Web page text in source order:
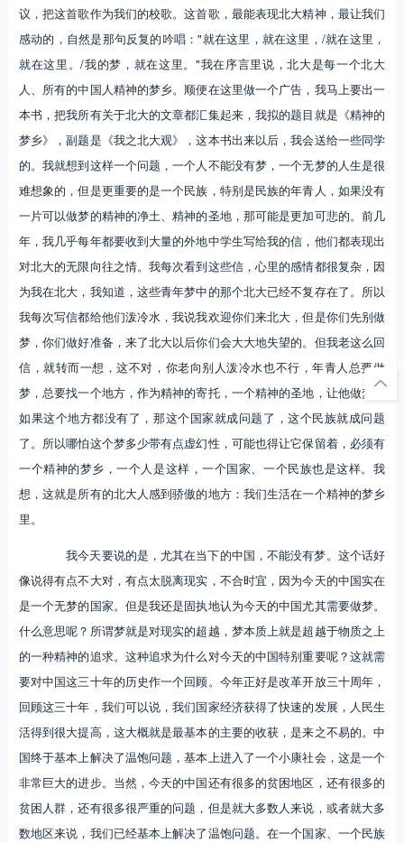
议，把这首歌作为我们的校歌。这首歌，最能表现北大精神，最让我们
感动的，自然是那句反复的吟唱："就在这里，就在这里，/就在这里，
就在这里。/我的梦，就在这里。"我在序言里说，北大是每一个北大
人、所有的中国人精神的梦乡。顺便在这里做一个广告，我马上要出一
本书，把我所有关于北大的文章都汇集起来，我拟的题目就是《精神的
梦乡》，副题是《我之北大观》，这本书出来以后，我会送给一些同学
的。我就想到这样一个问题，一个人不能没有梦，一个无梦的人生是很
难想象的，但是更重要的是一个民族，特别是民族的年青人，如果没有
一片可以做梦的精神的净土、精神的圣地，那可能是更加可悲的。前几
年，我几乎每年都要收到大量的外地中学生写给我的信，他们都表现出
对北大的无限向往之情。我每次看到这些信，心里的感情都很复杂，因
为我在北大，我知道，这些青年梦中的那个北大已经不复存在了。所以
我每次写信都给他们泼冷水，我说我欢迎你们来北大，但是你们先别做
梦，你们做好准备，来了北大以后你们会大大地失望的。但我老这么回
信，就转而一想，这不对，你老向别人泼冷水也不行，年青人总要做
梦，总要找一个地方，作为精神的寄托，一个精神的圣地，让他做梦。
如果这个地方都没有了，那这个国家就成问题了，这个民族就成问题
了。所以哪怕这个梦多少带有点虚幻性，可能也得让它保留着，必须有
一个精神的梦乡，一个人是这样，一个国家、一个民族也是这样。我
想，这就是所有的北大人感到骄傲的地方：我们生活在一个精神的梦乡
里。
我今天要说的是，尤其在当下的中国，不能没有梦。这个话好
像说得有点不大对，有点太脱离现实，不合时宜，因为今天的中国实在
是一个无梦的国家。但是我还是固执地认为今天的中国尤其需要做梦。
什么意思呢？所谓梦就是对现实的超越，梦本质上就是超越于物质之上
的一种精神的追求。这种追求为什么对今天的中国特别重要呢？这就需
要对中国这三十年的历史作一个回顾。今年正好是改革开放三十周年，
回顾这三十年，我们可以说，我们国家经济获得了快速的发展，人民生
活得到很大提高，这大概就是最基本的主要的收获，是来之不易的。中
国终于基本上解决了温饱问题，基本上进入了一个小康社会，这是一个
非常巨大的进步。当然，今天的中国还有很多的贫困地区，还有很多的
贫困人群，还有很多很严重的问题，但是就大多数人来说，或者就大多
数地区来说，我们已经基本上解决了温饱问题。在一个国家、一个民族